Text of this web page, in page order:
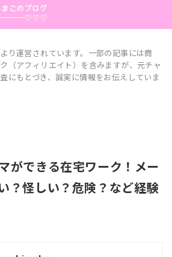
り運営されています。一部の記事には商
（アフィリエイト）を含みますが、元チャ
にもとづき、誠実に情報をお伝えしていま
ができる在宅ワーク！メー
？怪しい？危険？など経験